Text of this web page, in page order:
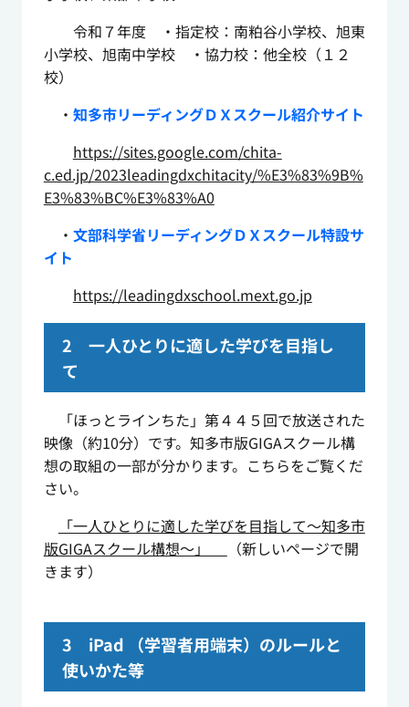
令和７年度 ・指定校：南粕谷小学校、旭東
小学校、旭南中学校 ・協力校：他全校（１２
校）
・ 知多市リーディングＤＸスクール紹介サイト
https://sites.google.com/chita-
c.ed.jp/2023leadingdxchitacity/%E3%83%9B%
E3%83%BC%E3%83%A0
・ 文部科学省リーディングＤＸスクール特設サ
イト
https://leadingdxschool.mext.go.jp
2 一人ひとりに適した学びを目指し
て
「ほっとラインちた」第４４５回で放送された
映像（約10分）です。知多市版GIGAスクール構
想の取組の一部が分かります。こちらをご覧くだ
さい。
「一人ひとりに適した学びを目指して～知多市
版GIGAスクール構想～」
（新しいページで開
きます）
3 iPad （学習者用端末）のルールと
使いかた等